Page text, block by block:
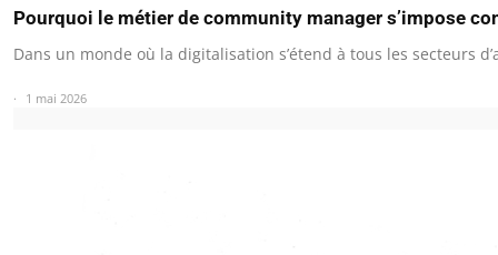
Pourquoi le métier de community manager s’impose
Dans un monde où la digitalisation s’étend à tous les secteurs
1 mai 2026